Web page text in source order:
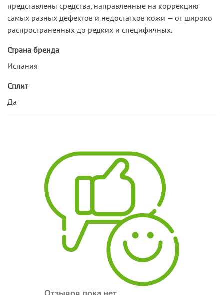
представлены средства, направленные на коррекцию
самых разных дефектов и недостатков кожи — от широко
распространенных до редких и специфичных.
Страна бренда
Испания
Сплит
Да